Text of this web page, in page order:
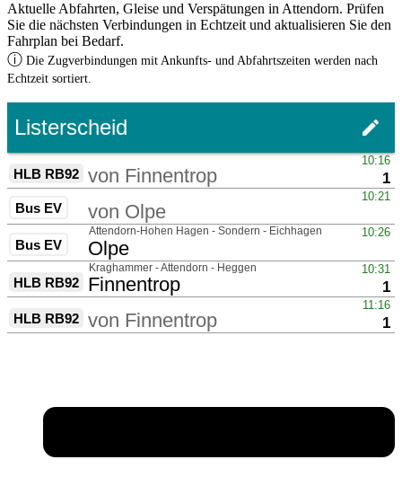
Aktuelle Abfahrten, Gleise und Verspätungen in Attendorn. Prüfen
Sie die nächsten Verbindungen in Echtzeit und aktualisieren Sie den
Fahrplan bei Bedarf.
ⓘ Die Zugverbindungen mit Ankunfts- und Abfahrtszeiten werden nach
Echtzeit sortiert.